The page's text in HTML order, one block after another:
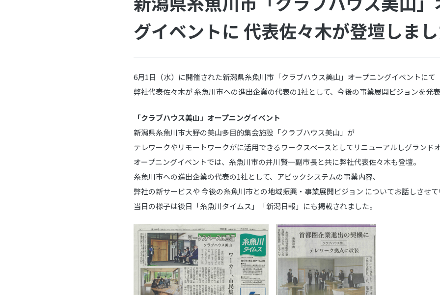
グイベントに 代表佐々木が登壇しまし
6月1日（水）に開催された新潟県糸魚川市「クラブハウス美山」オープニングイベントにて
弊社代表佐々木が 糸魚川市への進出企業の代表の1社として、今後の事業展開ビジョンを発表
「クラブハウス美山」オープニングイベント
新潟県糸魚川市大野の美山多目的集会施設「クラブハウス美山」が
テレワークやリモートワークがに活用できるワークスペースとしてリニューアルしグランド
オープニングイベントでは、糸魚川市の井川賢一副市長と共に弊社代表佐々木も登壇。
糸魚川市への進出企業の代表の1社として、アビックシステムの事業内容、
弊社の新サービスや 今後の糸魚川市との地域振興・事業展開ビジョン についてお話しさせて
当日の様子は後日「糸魚川タイムス」「新潟日報」にも掲載されました。